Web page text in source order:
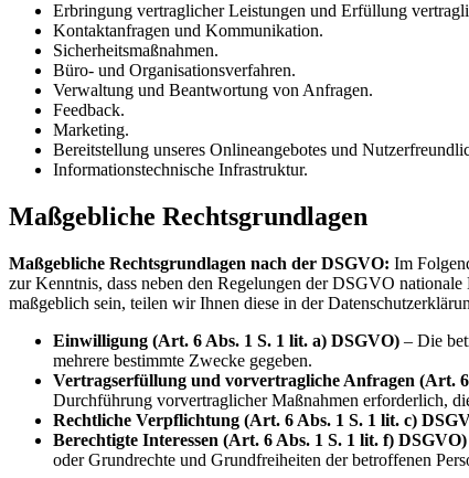
Erbringung vertraglicher Leistungen und Erfüllung
Kontaktanfragen und Kommunikation.
Sicherheitsmaßnahmen.
Büro- und Organisationsverfahren.
Verwaltung und Beantwortung von Anfragen.
Feedback.
Marketing.
Bereitstellung unseres Onlineangebotes und
Informationstechnische Infrastruktur.
Maßgebliche Rechtsgrundlagen
Maßgebliche Rechtsgrundlagen nach der DSGVO: Im
zur Kenntnis, dass neben den Regelungen der DSGVO
maßgeblich sein, teilen wir Ihnen diese in der
Einwilligung (Art. 6 Abs. 1 S. 1 lit. a) DSGVO) – Die
mehrere bestimmte Zwecke gegeben.
Vertragserfüllung und vorvertragliche Anfragen (Art.
Durchführung vorvertraglicher Maßnahmen erforderlich,
Rechtliche Verpflichtung (Art. 6 Abs. 1 S. 1 lit. c)
Berechtigte Interessen (Art. 6 Abs. 1 S. 1 lit. f) DSGVO)
oder Grundrechte und Grundfreiheiten der betroffenen